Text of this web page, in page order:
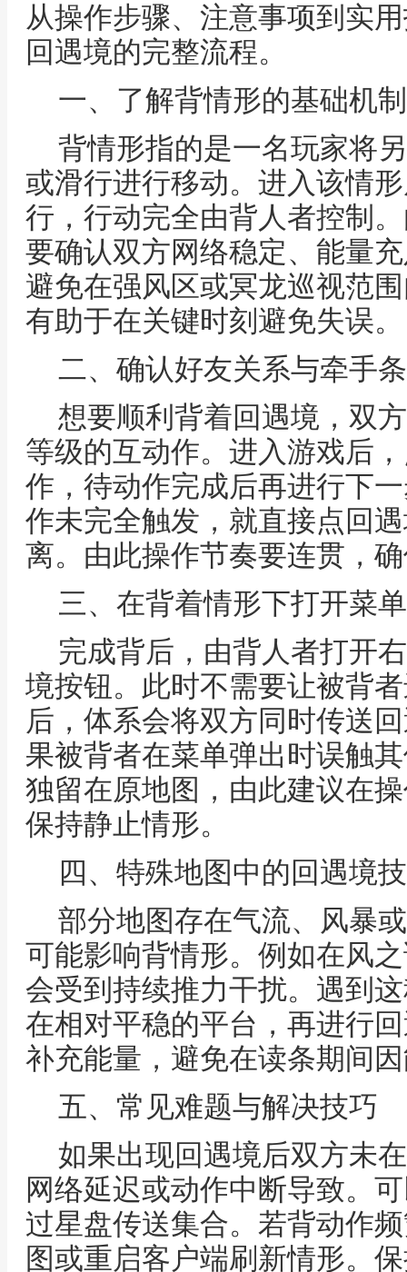
从操作步骤、注意事项到实
回遇境的完整流程。
一、了解背情形的基础机制
背情形指的是一名玩家将
或滑行进行移动。进入该情
行，行动完全由背人者控制
要确认双方网络稳定、能量
避免在强风区或冥龙巡视范
有助于在关键时刻避免失误。
二、确认好友关系与牵手
想要顺利背着回遇境，双
等级的互动作。进入游戏后
作，待动作完成后再进行下
作未完全触发，就直接点回
离。由此操作节奏要连贯，
三、在背着情形下打开菜
完成背后，由背人者打开
境按钮。此时不需要让被背
后，体系会将双方同时传送
果被背者在菜单弹出时误触
独留在原地图，由此建议在
保持静止情形。
四、特殊地图中的回遇境
部分地图存在气流、风暴
可能影响背情形。例如在风
会受到持续推力干扰。遇到
在相对平稳的平台，再进行
补充能量，避免在读条期间
五、常见难题与解决技巧
如果出现回遇境后双方未
网络延迟或动作中断导致。
过星盘传送集合。若背动作
图或重启客户端刷新情形。